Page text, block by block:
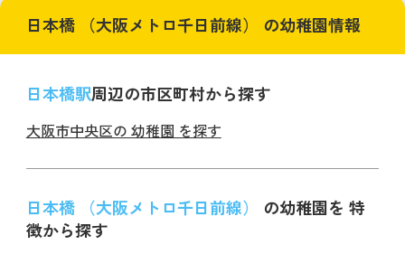
日本橋 （大阪メトロ千日前線） の幼稚園情報
日本橋駅周辺の市区町村から探す
大阪市中央区の 幼稚園 を探す
日本橋 （大阪メトロ千日前線） の幼稚園を 特
徴から探す